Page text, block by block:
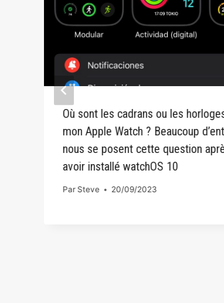
Où sont les cadrans ou les
mon Apple Watch ? Beaucoup
nous se posent cette question
avoir installé watchOS 10
ParSteve 20/09/2023